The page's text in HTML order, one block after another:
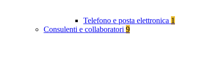
Telefono e posta elettronica 1
Consulenti e collaboratori 9